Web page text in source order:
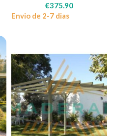
€375.90
Envio de 2-7 dias